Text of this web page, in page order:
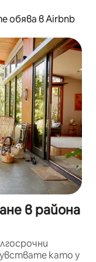
обява в Airbnb
в района
като у